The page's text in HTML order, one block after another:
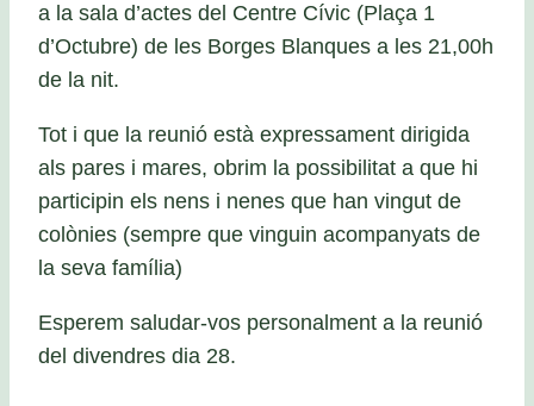
a la sala d’actes del Centre Cívic (Plaça 1
d’Octubre) de les Borges Blanques a les 21,00h
de la nit.
Tot i que la reunió està expressament dirigida
als pares i mares, obrim la possibilitat a que hi
participin els nens i nenes que han vingut de
colònies (sempre que vinguin acompanyats de
la seva família)
Esperem saludar-vos personalment a la reunió
del divendres dia 28.